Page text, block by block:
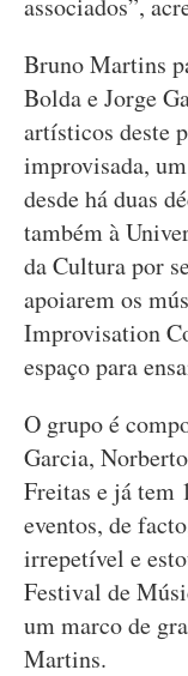
associados”,
Bruno Martins
Bolda e Jorge
artísticos deste
improvisada,
desde há duas
também à
da Cultura por
apoiarem os
Improvisation
espaço para
O grupo é
Garcia,
Freitas e já tem
eventos, de
irrepetível e
Festival de
um marco de
Martins.